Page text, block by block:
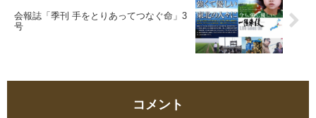
会報誌「季刊 手をとりあってつなぐ命」3
号
コメント